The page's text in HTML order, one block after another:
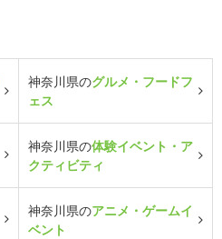
神奈川県のグルメ・フードフ
ェス
神奈川県の体験イベント・ア
クティビティ
神奈川県のアニメ・ゲームイ
ベント